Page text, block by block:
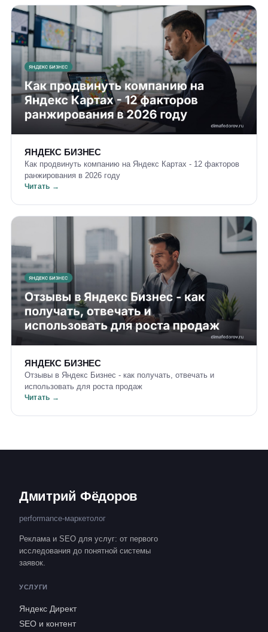
ЯНДЕКС БИЗНЕС
Как продвинуть компанию на Яндекс Картах - 12 факторов
ранжирования в 2026 году
Читать →
ЯНДЕКС БИЗНЕС
Отзывы в Яндекс Бизнес - как получать, отвечать и
использовать для роста продаж
Читать →
Дмитрий Фёдоров
performance-маркетолог
Реклама и SEO для услуг: от первого
исследования до понятной системы
заявок.
УСЛУГИ
Яндекс Директ
SEO и контент